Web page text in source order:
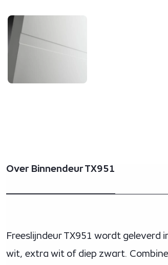
Over Binnendeur TX951
Freeslijndeur TX951 wordt geleverd
wit, extra wit of diep zwart.